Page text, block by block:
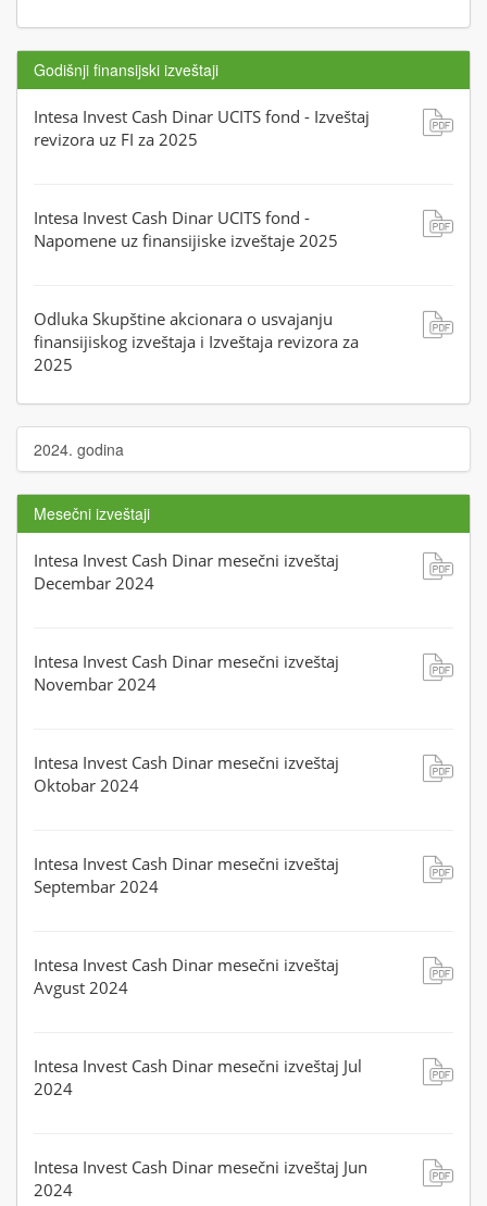
Godišnji finansijski izveštaji
Intesa Invest Cash Dinar UCITS fond - Izveštaj
revizora uz FI za 2025
Intesa Invest Cash Dinar UCITS fond -
Napomene uz finansijiske izveštaje 2025
Odluka Skupštine akcionara o usvajanju
finansijiskog izveštaja i Izveštaja revizora za
2025
2024. godina
Mesečni izveštaji
Intesa Invest Cash Dinar mesečni izveštaj
Decembar 2024
Intesa Invest Cash Dinar mesečni izveštaj
Novembar 2024
Intesa Invest Cash Dinar mesečni izveštaj
Oktobar 2024
Intesa Invest Cash Dinar mesečni izveštaj
Septembar 2024
Intesa Invest Cash Dinar mesečni izveštaj
Avgust 2024
Intesa Invest Cash Dinar mesečni izveštaj Jul
2024
Intesa Invest Cash Dinar mesečni izveštaj Jun
2024